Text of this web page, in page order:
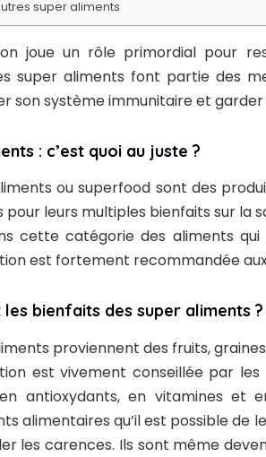
super aliments
joue un rôle primordial pour
super aliments font partie des
son système immunitaire et
: c’est quoi au juste ?
ou superfood sont des
pour leurs multiples bienfaits sur la
cette catégorie des aliments
est fortement recommandée
les bienfaits des super aliments ?
proviennent des fruits,
est vivement conseillée par
antioxydants, en vitamines et
alimentaires qu’il est possible de
les carences. Ils sont même